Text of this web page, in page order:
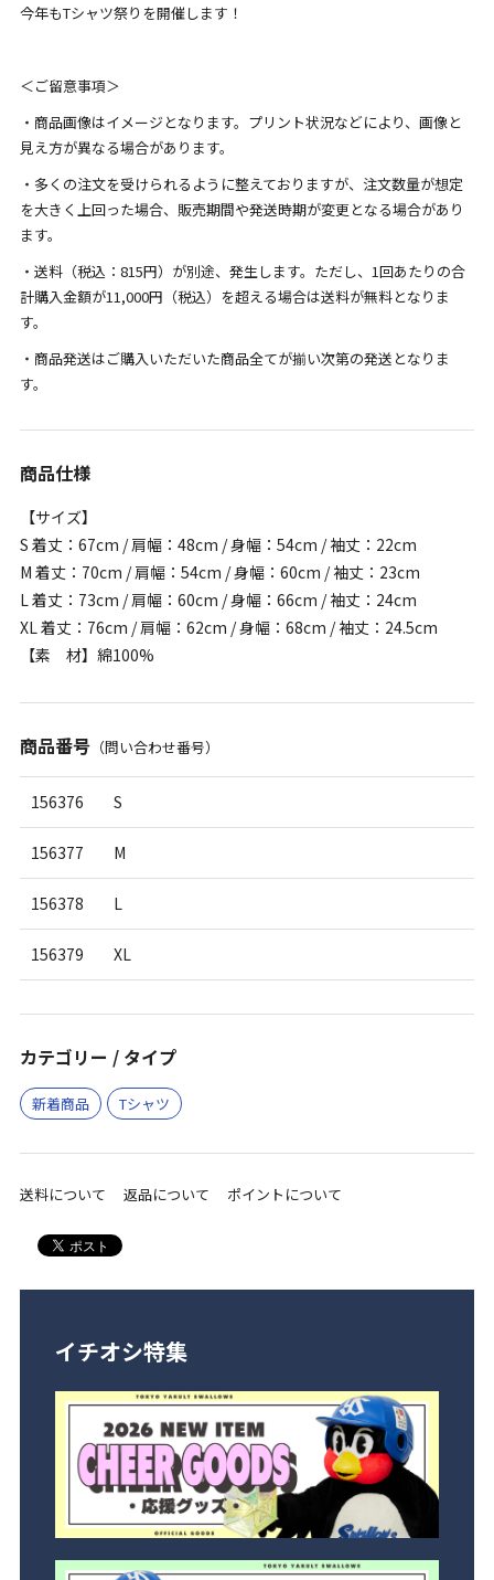
今年もTシャツ祭りを開催します！
＜ご留意事項＞
・商品画像はイメージとなります。プリント状況などにより、画像と
見え方が異なる場合があります。
・多くの注文を受けられるように整えておりますが、注文数量が想定
を大きく上回った場合、販売期間や発送時期が変更となる場合があり
ます。
・送料（税込：815円）が別途、発生します。ただし、1回あたりの合
計購入金額が11,000円（税込）を超える場合は送料が無料となりま
す。
・商品発送はご購入いただいた商品全てが揃い次第の発送となりま
す。
商品仕様
【サイズ】
S 着丈：67cm / 肩幅：48cm / 身幅：54cm / 袖丈：22cm
M 着丈：70cm / 肩幅：54cm / 身幅：60cm / 袖丈：23cm
L 着丈：73cm / 肩幅：60cm / 身幅：66cm / 袖丈：24cm
XL 着丈：76cm / 肩幅：62cm / 身幅：68cm / 袖丈：24.5cm
【素 材】綿100%
商品番号（問い合わせ番号）
156376 S
156377 M
156378 L
156379 XL
カテゴリー / タイプ
新着商品 Tシャツ
送料について 返品について ポイントについて
イチオシ特集